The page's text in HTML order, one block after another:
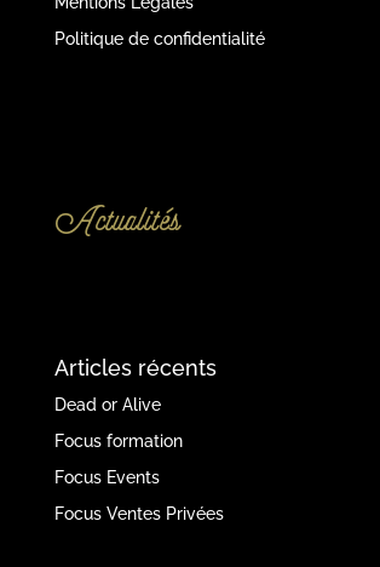
Politique de confidentialité
Actualités
Articles récents
Dead or Alive
Focus formation
Focus Events
Focus Ventes Privées